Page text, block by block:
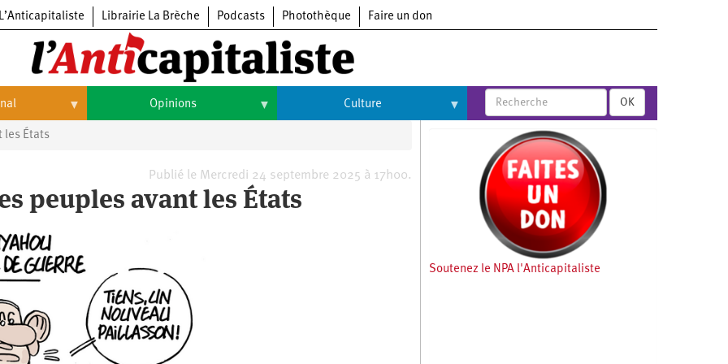
L’Anticapitaliste Librairie La Brèche Podcasts Photothèque Faire un don
Opinions Culture
Arts
Cinéma
OK
les États
Publié le Mercredi 24 septembre 2025 à 17h00.
peuples avant les États
Soutenez le NPA l'Anticapitaliste